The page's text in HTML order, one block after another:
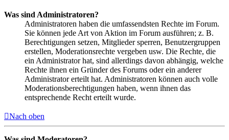
Was sind Administratoren?
Administratoren haben die umfassendsten Rechte im Forum.
Sie können jede Art von Aktion im Forum ausführen; z. B.
Berechtigungen setzen, Mitglieder sperren, Benutzergruppen
erstellen, Moderationsrechte vergeben usw. Die Rechte, die
ein Administrator hat, sind allerdings davon abhängig, welche
Rechte ihnen ein Gründer des Forums oder ein anderer
Administrator erteilt hat. Administratoren können auch volle
Moderationsberechtigungen haben, wenn ihnen das
entsprechende Recht erteilt wurde.
Nach oben